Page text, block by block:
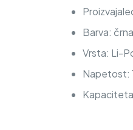
Barva: črna
Vrsta: Li-
Napetost: